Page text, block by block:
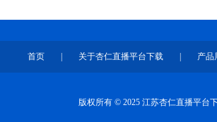
首页 关于杏仁直播平台下载 产品
版权所有 © 2025 江苏杏仁直播平台